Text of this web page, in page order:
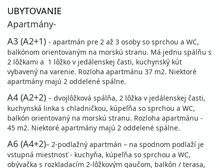
UBYTOVANIE
Apartmány-
A3 (A2+1) - apartmán pre 2 až 3 osoby so sprchou a WC,
balkónom orientovaným na morskú stranu. Má jednu spálňu s
2 lôžkami a 1 lôžko v jedálenskej časti, kuchynský kút
vybavený na varenie. Rozloha apartmánu 37 m2. Niektoré
apartmány majú 2 oddelené spálne.
A4 (A2+2) – dvojlôžková spálňa, 2 lôžka v jedálenskej časti,
kuchynská linka s chladničkou, kúpeľňa so sprchou a WC,
balkón orientovaný na morskú stranu. Rozloha apartmánu -
45 m2. Niektoré apartmány majú 2 oddelené spálne.
A6 (A4+2)– 2-podlažný apartmán – na spodnom podlaží je
vstupná miestnosť - kuchyňa, kúpeľňa so sprchou a WC,
obývačka s rozkladacím 2-lôžkovým gaučom, balkón / terasa,